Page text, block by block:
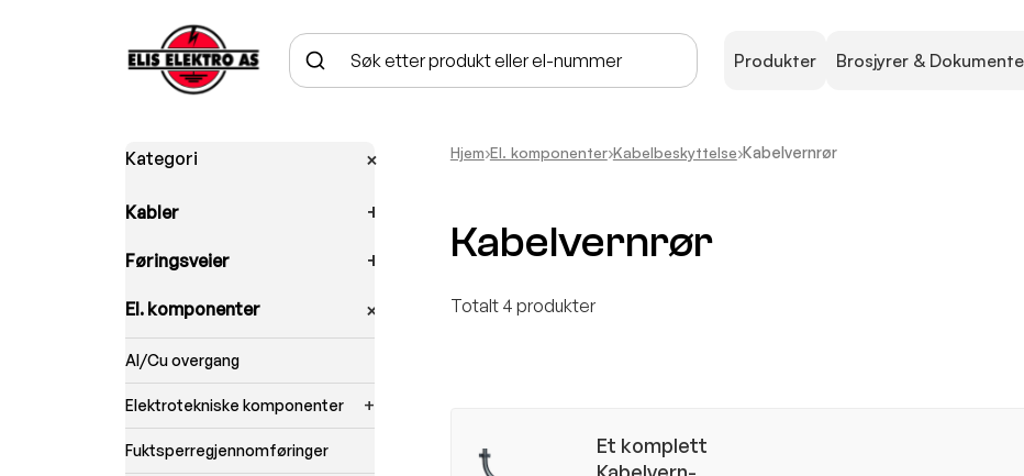
Produkter Brosjyrer &
Kategori
Kabler
Føringsveier
El. komponenter
Al/Cu overgang
Elektrotekniske komponenter
Fuktsperregjennomføringer
Hjem›El. komponenter›Kabelbeskyttelse›Kabelvernrør
Kabelvernrør
Totalt 4 produkter
Et komplett